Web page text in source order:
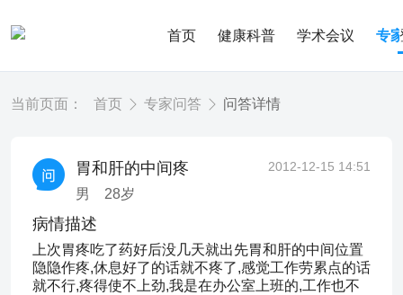
首页 健康科普 学术会议 专
当前页面： 首页 专家问答 问答详情
胃和肝的中间疼
男 28岁
2012-12-15 14:51
病情描述
上次胃疼吃了药好后没几天就出先胃和肝的中间位置
隐隐作疼,休息好了的话就不疼了,感觉工作劳累点的话
就不行,疼得使不上劲,我是在办公室上班的,工作也不